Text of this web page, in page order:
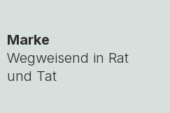
Marke
Wegweisend in Rat
und Tat